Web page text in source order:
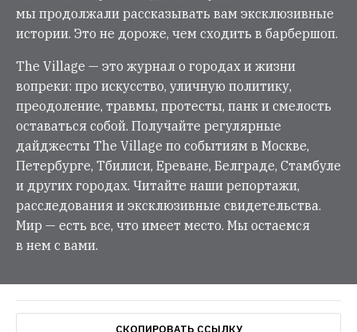
мы продолжали рассказывать вам эксклюзивные
истории. Это не дороже, чем сходить в барбершоп.
The Village — это журнал о городах и жизни
вопреки: про искусство, уличную политику,
преодоление, травмы, протесты, панк и смелость
оставаться собой. Получайте регулярные
дайджесты The Village по событиям в Москве,
Петербурге, Тбилиси, Ереване, Белграде, Стамбуле
и других городах. Читайте наши репортажи,
расследования и эксклюзивные свидетельства.
Мир — есть все, что имеет место. Мы остаемся
в нем с вами.
СКОПИРОВАТЬ ССЫЛКУ